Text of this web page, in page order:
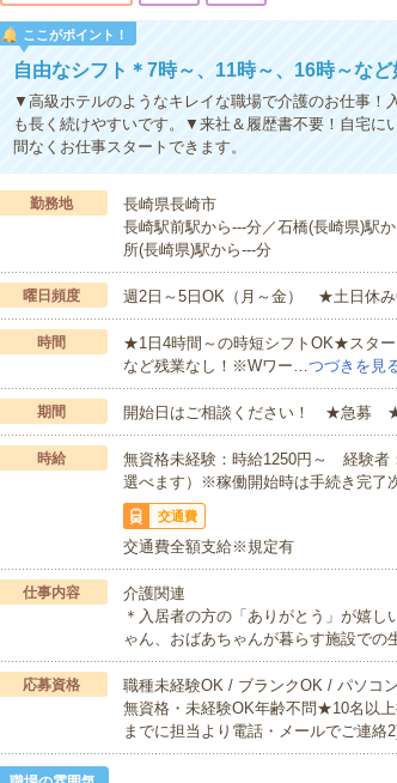
ここがポイント！
自由なシフト＊7時～、11時～、16時～な
▼高級ホテルのようなキレイな職場で介護のお仕事！
も長く続けやすいです。▼来社＆履歴書不要！自宅に
間なくお仕事スタートできます。
勤務地
長崎県長崎市
長崎駅前駅から---分／石橋(長崎県)駅
所(長崎県)駅から---分
曜日頻度 週2日～5日OK（月～金） ★土日休
時間
★1日4時間～の時短シフトOK★スター
など残業なし！※Wワー…つづきを見
期間 開始日はご相談ください！ ★急募 ★
時給
無資格未経験：時給1250円～ 経験
選べます）※稼働開始時は手続き完了
交通費
交通費全額支給※規定有
仕事内容
介護関連
＊入居者の方の「ありがとう」が嬉
ゃん、おばあちゃんが暮らす施設で
応募資格
職種未経験OK / ブランクOK / パソコ
無資格・未経験OK年齢不問★10名以
までに担当より電話・メールでご連絡